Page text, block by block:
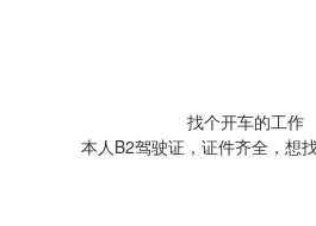
找个开车的工作
本人B2驾驶证，证件齐全，想